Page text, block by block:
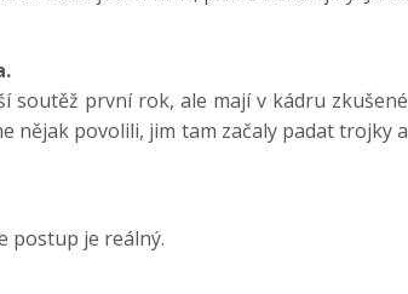
soutěž první rok, ale mají v kádru zkušené
nějak povolili, jim tam začaly padat trojky a
postup je reálný.